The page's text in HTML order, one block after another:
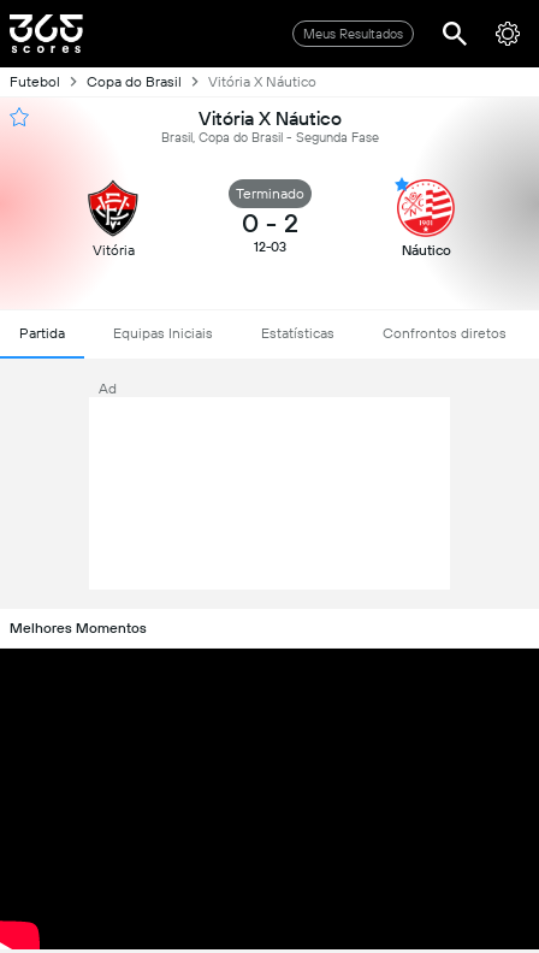
Meus Resultados
Futebol Copa do Brasil Vitória X Náutico
Vitória X Náutico
Brasil, Copa do Brasil - Segunda Fase
Vitória
Terminado
0 - 2
12-03 Náutico
Partida Equipas Iniciais Estatísticas Confrontos diretos
Ad
Melhores Momentos